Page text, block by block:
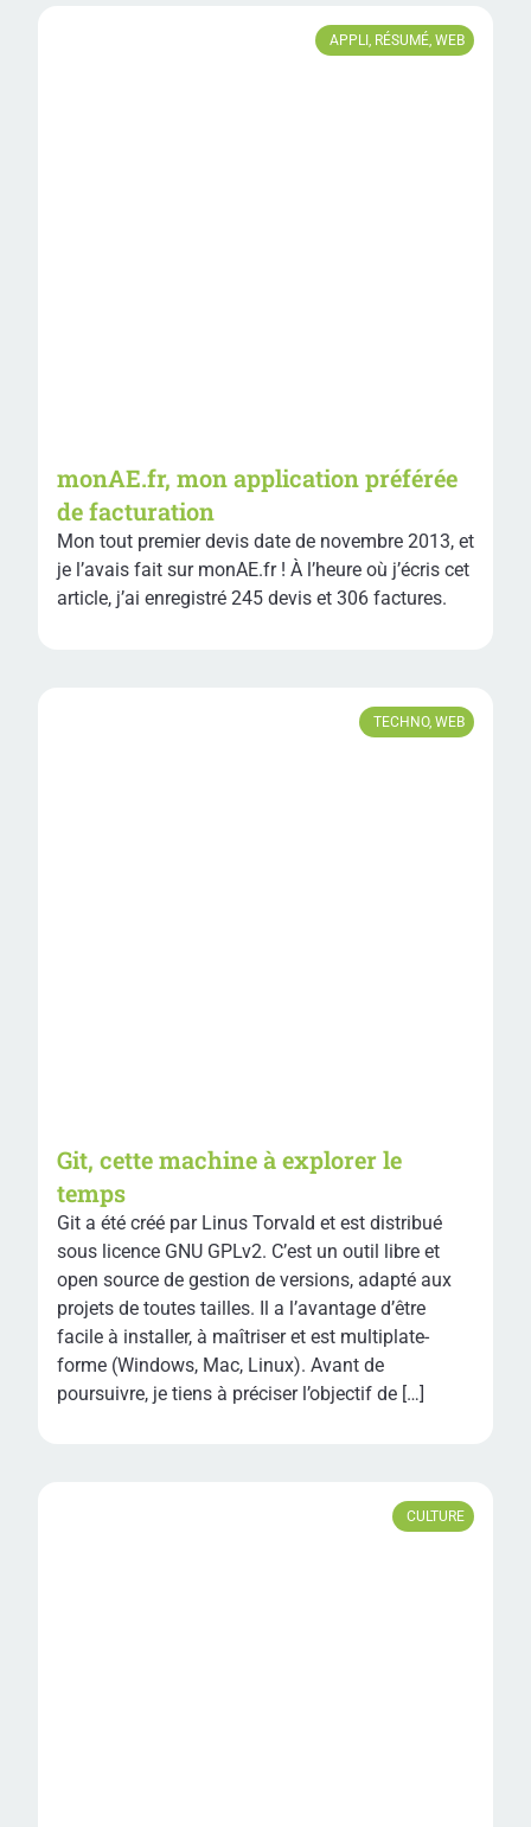
APPLI, RÉSUMÉ, WEB
monAE.fr, mon application préférée
de facturation
Mon tout premier devis date de novembre 2013, et
je l’avais fait sur monAE.fr ! À l’heure où j’écris cet
article, j’ai enregistré 245 devis et 306 factures.
TECHNO, WEB
Git, cette machine à explorer le
temps
Git a été créé par Linus Torvald et est distribué
sous licence GNU GPLv2. C’est un outil libre et
open source de gestion de versions, adapté aux
projets de toutes tailles. Il a l’avantage d’être
facile à installer, à maîtriser et est multiplate-
forme (Windows, Mac, Linux). Avant de
poursuivre, je tiens à préciser l’objectif de […]
CULTURE